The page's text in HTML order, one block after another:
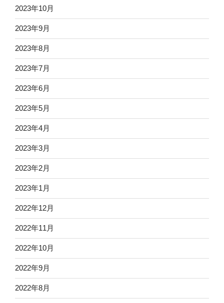
2023年10月
2023年9月
2023年8月
2023年7月
2023年6月
2023年5月
2023年4月
2023年3月
2023年2月
2023年1月
2022年12月
2022年11月
2022年10月
2022年9月
2022年8月